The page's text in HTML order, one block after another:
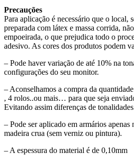
Precauções
Para aplicação é necessário que o local,
preparada com látex e massa corrida,
empoeirada, o que prejudica todo o
adesivo. As cores dos produtos podem
– Pode haver variação de até 10% na
configurações do seu monitor.
– Aconselhamos a compra da
, 4 rolos..ou mais… para que seja
Evitando assim diferenças de
– Pode ser aplicado em armários apenas
madeira crua (sem verniz ou pintura).
– A espessura do material é de 0,10mm